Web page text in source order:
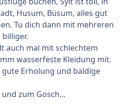
Husum, Büsum, alles gut
Tu dich dann mit mehreren
auch mal mit schlechtem
wasserfeste Kleidung mit.
Erholung und baldige
zum Gosch...